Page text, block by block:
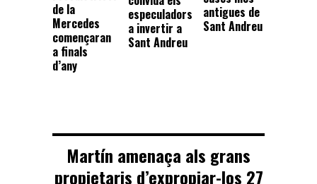
de la
Mercedes
començaran
a finals
d’any
especuladors
a invertir a
Sant Andreu
antigues de
Sant Andreu
Martín amenaça als grans
propietaris d’expropiar-los 27